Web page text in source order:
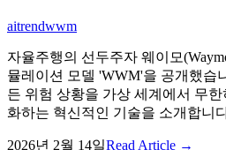
aitrendwwm
자율주행의 선두주자 웨이모
뮬레이션 모델 'WWM'을 공개했습
든 위험 상황을 가상 세계에서 무
화하는 혁신적인 기술을 소개합니
2026년 2월 14일Read Article →